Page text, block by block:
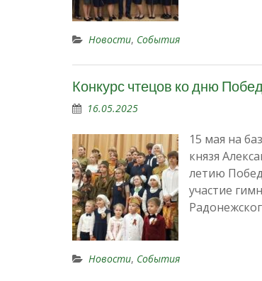
Новости, События
Конкурс чтецов ко дню
16.05.2025
15 мая на
князя
летию
участие
Новости, События